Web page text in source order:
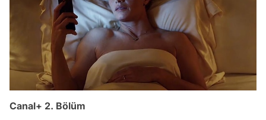
Canal+ 2. Bölüm